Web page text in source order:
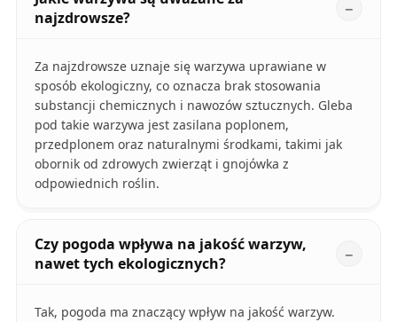
najzdrowsze?
Za najzdrowsze uznaje się warzywa uprawiane w
sposób ekologiczny, co oznacza brak stosowania
substancji chemicznych i nawozów sztucznych. Gleba
pod takie warzywa jest zasilana poplonem,
przedplonem oraz naturalnymi środkami, takimi jak
obornik od zdrowych zwierząt i gnojówka z
odpowiednich roślin.
Czy pogoda wpływa na jakość warzyw,
nawet tych ekologicznych?
Tak, pogoda ma znaczący wpływ na jakość warzyw.